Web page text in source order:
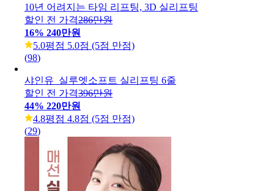
10년 어려지는 타임 리프팅, 3D 실리프팅
할인 전 가격286만원
16% 240만원
5.0평점 5.0점 (5점 만점)
(98)
샤인유_실루엣소프트 실리프팅 6줄
할인 전 가격396만원
44% 220만원
4.8평점 4.8점 (5점 만점)
(29)